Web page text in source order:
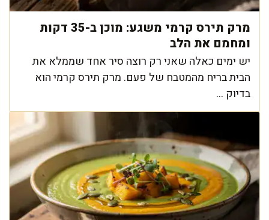
מרק תירס קרמי משגע: מוכן ב-35 דקות
ומחמם את הלב
יש ימים כאלה שאני רק רוצה סיר אחד שממלא את
הבית בריח מהמטבח של פעם. מרק תירס קרמי הוא
בדיוק ...